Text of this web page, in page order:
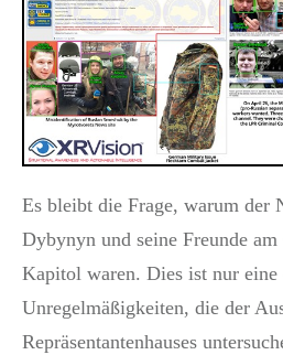
Es bleibt die Frage, warum der
Dybynyn und seine Freunde
Kapitol waren. Dies ist nur eine
Unregelmäßigkeiten, die der
Repräsentantenhauses